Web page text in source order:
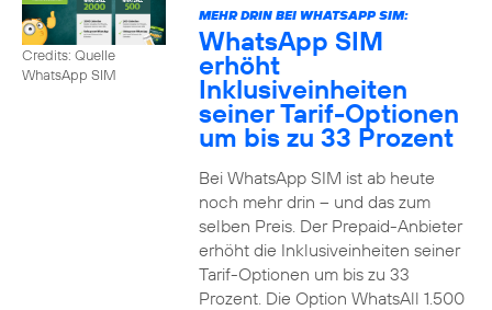
Credits: Quelle
WhatsApp SIM
MEHR DRIN BEI WHATSAPP SIM:
WhatsApp SIM
erhöht
Inklusiveinheiten
seiner Tarif-Optionen
um bis zu 33 Prozent
Bei WhatsApp SIM ist ab heute
noch mehr drin – und das zum
selben Preis. Der Prepaid-Anbieter
erhöht die Inklusiveinheiten seiner
Tarif-Optionen um bis zu 33
Prozent. Die Option WhatsAll 1.500